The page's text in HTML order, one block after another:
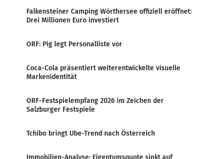
Falkensteiner Camping Wörthersee offiziell eröffnet:
Drei Millionen Euro investiert
ORF: Pig legt Personalliste vor
Coca-Cola präsentiert weiterentwickelte visuelle
Markenidentität
ORF-Festspielempfang 2026 im Zeichen der
Salzburger Festspiele
Tchibo bringt Ube-Trend nach Österreich
Immobilien-Analyse: Eigentumsquote sinkt auf